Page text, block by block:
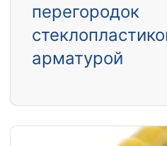
перегородок
арматурой